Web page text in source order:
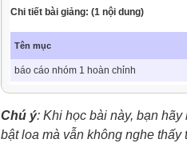
Chi tiết bài giảng: (1 nội dung)
Tên mục
báo cáo nhóm 1 hoàn chỉnh
Chú ý: Khi học bài này, bạn
bật loa mà vẫn không nghe